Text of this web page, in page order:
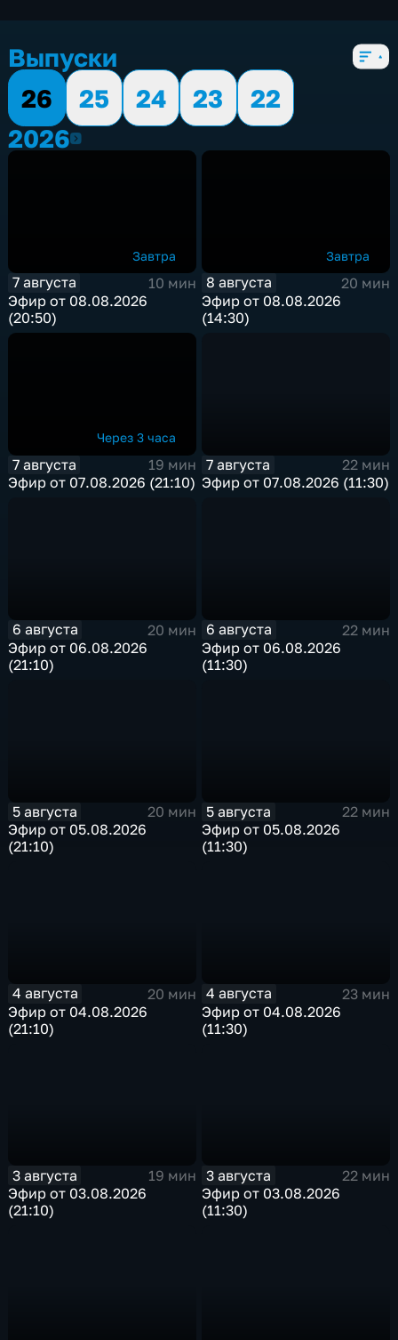
Выпуски
26
25 24 23
22
20262026
Завтра
7 августа
10 мин
Эфир от 08.08.2026
(20:50)
Завтра
8 августа
20 мин
Эфир от 08.08.2026
(14:30)
Через 3 часа
7 августа
19 мин
Эфир от 07.08.2026 (21:10)
7 августа
22 мин
Эфир от 07.08.2026 (11:30)
6 августа
20 мин
Эфир от 06.08.2026
(21:10)
6 августа
22 мин
Эфир от 06.08.2026
(11:30)
5 августа
20 мин
Эфир от 05.08.2026
(21:10)
5 августа
22 мин
Эфир от 05.08.2026
(11:30)
4 августа
20 мин
Эфир от 04.08.2026
(21:10)
4 августа
23 мин
Эфир от 04.08.2026
(11:30)
3 августа
19 мин
Эфир от 03.08.2026
(21:10)
3 августа
22 мин
Эфир от 03.08.2026
(11:30)